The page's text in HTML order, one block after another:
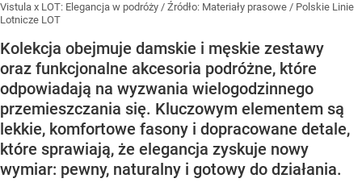
Vistula x LOT: Elegancja w podróży / Źródło: Materiały prasowe / Polskie Linie
Lotnicze LOT
Kolekcja obejmuje damskie i męskie zestawy
oraz funkcjonalne akcesoria podróżne, które
odpowiadają na wyzwania wielogodzinnego
przemieszczania się. Kluczowym elementem są
lekkie, komfortowe fasony i dopracowane detale,
które sprawiają, że elegancja zyskuje nowy
wymiar: pewny, naturalny i gotowy do działania.